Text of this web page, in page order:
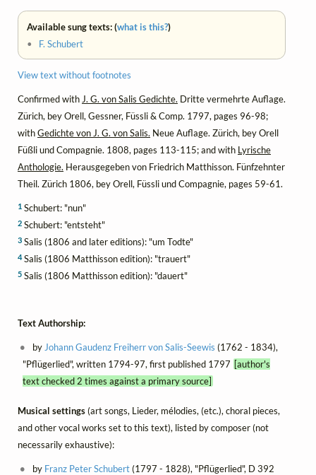
Available sung texts: (what is this?)
• F. Schubert
View text without footnotes
Confirmed with J. G. von Salis Gedichte. Dritte vermehrte Auflage.
Zürich, bey Orell, Gessner, Füssli & Comp. 1797, pages 96-98;
withGedichte von J. G. von Salis. Neue Auflage. Zürich, bey Orell
Füßli und Compagnie. 1808, pages 113-115; and with Lyrische
Anthologie. Herausgegeben von Friedrich Matthisson. Fünfzehnter
Theil. Zürich 1806, bey Orell, Füssli und Compagnie, pages 59-61.
1 Schubert: "nun"
2 Schubert: "entsteht"
3 Salis (1806 and later editions): "um Todte"
4Salis (1806 Matthisson edition): "trauert"
5 Salis (1806 Matthisson edition): "dauert"
Text Authorship:
by Johann Gaudenz Freiherr von Salis-Seewis (1762 - 1834),
"Pflügerlied", written 1794-97, first published 1797 [author's
text checked 2 times against a primary source]
Musical settings(art songs, Lieder, mélodies, (etc.), choral pieces,
and other vocal works set to this text), listed by composer (not
necessarily exhaustive):
by Franz Peter Schubert(1797 - 1828), "Pflügerlied", D 392